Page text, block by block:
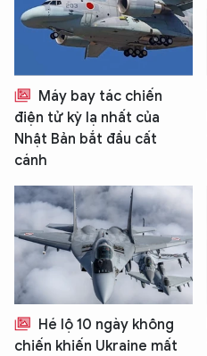
Máy bay tác chiến
điện tử kỳ lạ nhất của
Nhật Bản bắt đầu cất
cánh
Hé lộ 10 ngày không
chiến khiến Ukraine mất